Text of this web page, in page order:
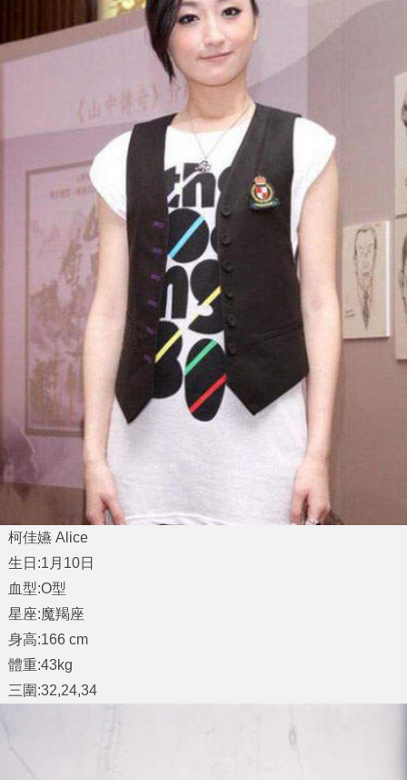
柯佳嬿 Alice
生日:1月10日
血型:O型
星座:魔羯座
身高:166 cm
體重:43kg
三圍:32,24,34